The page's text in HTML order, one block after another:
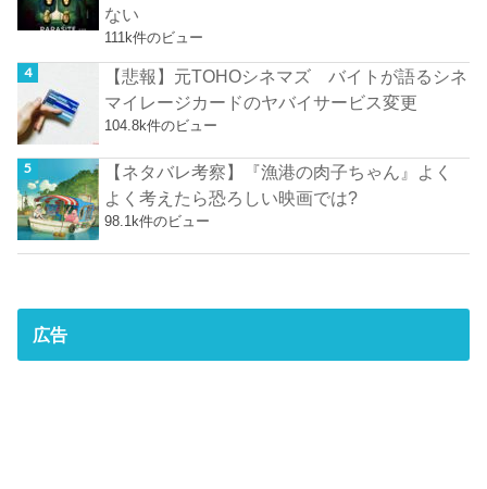
ない
111k件のビュー
【悲報】元TOHOシネマズ バイトが語るシネ
マイレージカードのヤバイサービス変更
104.8k件のビュー
【ネタバレ考察】『漁港の肉子ちゃん』よく
よく考えたら恐ろしい映画では?
98.1k件のビュー
広告